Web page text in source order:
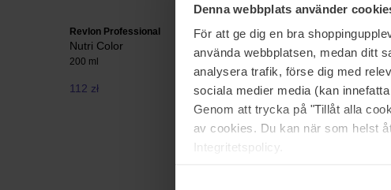
Denna webbplats använder
För att ge dig en bra
använda webbplatsen, medan ditt
analysera trafik, förse dig med
sociala medier media (kan
Genom att trycka på "Tillåt alla
av cookies. Du kan när som helst
Integritetspolicy.
Revlon Professional
Nutri Color
200 ml
112 zł
Revlon
Nutri Color
200 ml
112 zł